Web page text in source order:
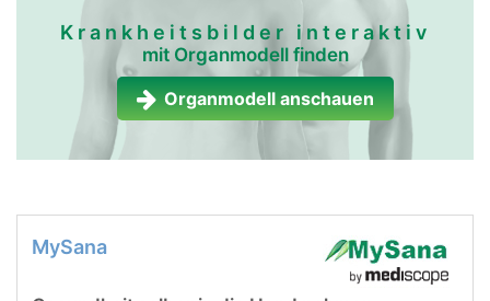
Krankheitsbilder interaktiv
mit Organmodell finden
Organmodell anschauen
MySana